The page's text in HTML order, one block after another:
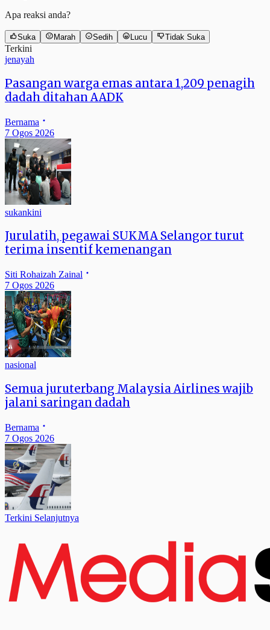
Apa reaksi anda?
Suka Marah Sedih Lucu Tidak Suka
Terkini
jenayah
Pasangan warga emas antara 1,209 penagih
dadah ditahan AADK
Bernama
7 Ogos 2026
sukankini
Jurulatih, pegawai SUKMA Selangor turut
terima insentif kemenangan
Siti Rohaizah Zainal
7 Ogos 2026
nasional
Semua juruterbang Malaysia Airlines wajib
jalani saringan dadah
Bernama
7 Ogos 2026
Terkini Selanjutnya